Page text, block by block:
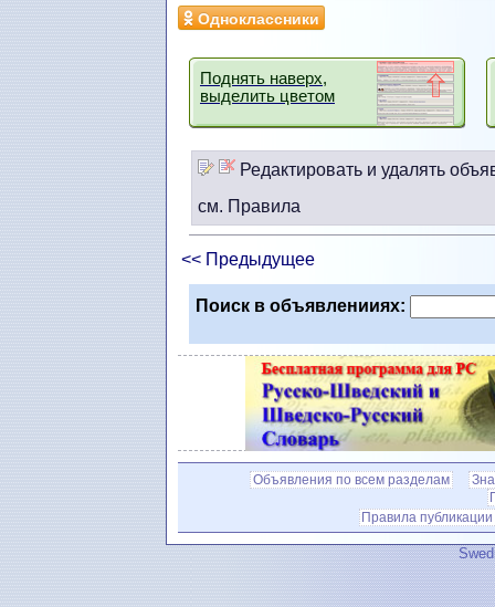
Одноклассники
Поднять наверх,
выделить цветом
Редактировать и удалять
см. Правила
<< Предыдущее
Поиск в объявленииях:
Объявления по всем разделам
Правила публикации